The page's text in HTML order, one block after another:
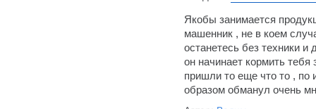
Якобы занимается
машенник , не в коем
останетесь без техники
он начинает кормить
пришли то еще что то , по
образом обманул очень